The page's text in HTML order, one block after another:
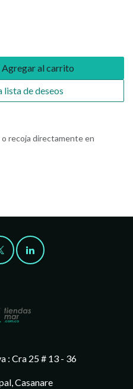
Agregar al carrito
lista de deseos
recoja directamente en
: Cra 25 # 13 - 36
Casanare